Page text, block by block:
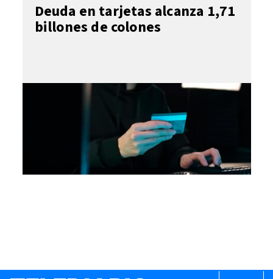
Deuda en tarjetas alcanza 1,71
billones de colones